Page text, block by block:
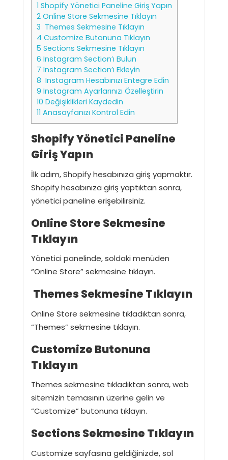
1 Shopify Yönetici Paneline Giriş Yapın
2 Online Store Sekmesine Tıklayın
3 Themes Sekmesine Tıklayın
4 Customize Butonuna Tıklayın
5 Sections Sekmesine Tıklayın
6 Instagram Section’ı Bulun
7 Instagram Section’ı Ekleyin
8 Instagram Hesabınızı Entegre Edin
9 Instagram Ayarlarınızı Özelleştirin
10 Değişiklikleri Kaydedin
11 Anasayfanızı Kontrol Edin
Shopify Yönetici Paneline
Giriş Yapın
İlk adım, Shopify hesabınıza giriş yapmaktır.
Shopify hesabınıza giriş yaptıktan sonra,
yönetici paneline erişebilirsiniz.
Online Store Sekmesine
Tıklayın
Yönetici panelinde, soldaki menüden
“Online Store” sekmesine tıklayın.
Themes Sekmesine Tıklayın
Online Store sekmesine tıkladıktan sonra,
“Themes” sekmesine tıklayın.
Customize Butonuna
Tıklayın
Themes sekmesine tıkladıktan sonra, web
sitemizin temasının üzerine gelin ve
“Customize” butonuna tıklayın.
Sections Sekmesine Tıklayın
Customize sayfasına geldiğinizde, sol